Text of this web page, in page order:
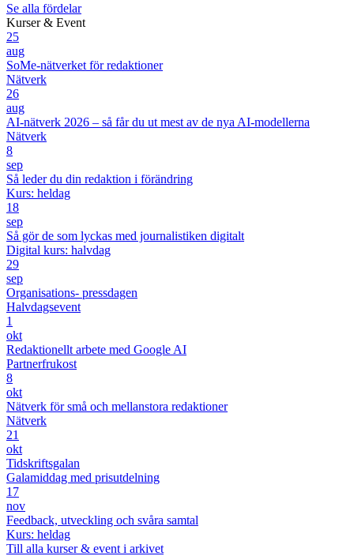
Se alla fördelar
Kurser & Event
25
aug
SoMe-nätverket för redaktioner
Nätverk
26
aug
AI-nätverk 2026 – så får du ut mest av de nya AI-modellerna
Nätverk
8
sep
Så leder du din redaktion i förändring
Kurs: heldag
18
sep
Så gör de som lyckas med journalistiken digitalt
Digital kurs: halvdag
29
sep
Organisations- pressdagen
Halvdagsevent
1
okt
Redaktionellt arbete med Google AI
Partnerfrukost
8
okt
Nätverk för små och mellanstora redaktioner
Nätverk
21
okt
Tidskriftsgalan
Galamiddag med prisutdelning
17
nov
Feedback, utveckling och svåra samtal
Kurs: heldag
Till alla kurser & event i arkivet